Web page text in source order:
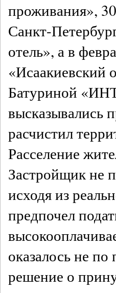
проживания»,
Санкт-
отель», а в
«Исаакиевский
Батуриной
высказывались
расчистил
Расселение
Застройщик не
исходя из
предпочел
оказалось не
решение о